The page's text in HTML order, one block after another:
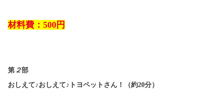
材料費：500 円
第 ２部
おしえて♪おしえて♪トヨペットさん！（約20分）